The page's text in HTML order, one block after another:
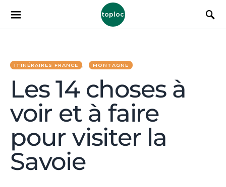
toploc
ITINÉRAIRES FRANCE MONTAGNE
Les 14 choses à
voir et à faire
pour visiter la
Savoie